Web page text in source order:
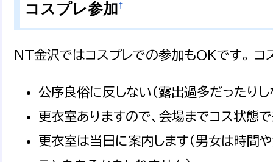
コスプレ参加†
NT金沢ではコスプレでの参加もOKです。 コ
公序良俗に反しない(露出過多だったり
更衣室ありますので、会場までコス状態
更衣室は当日に案内します（男女は時間